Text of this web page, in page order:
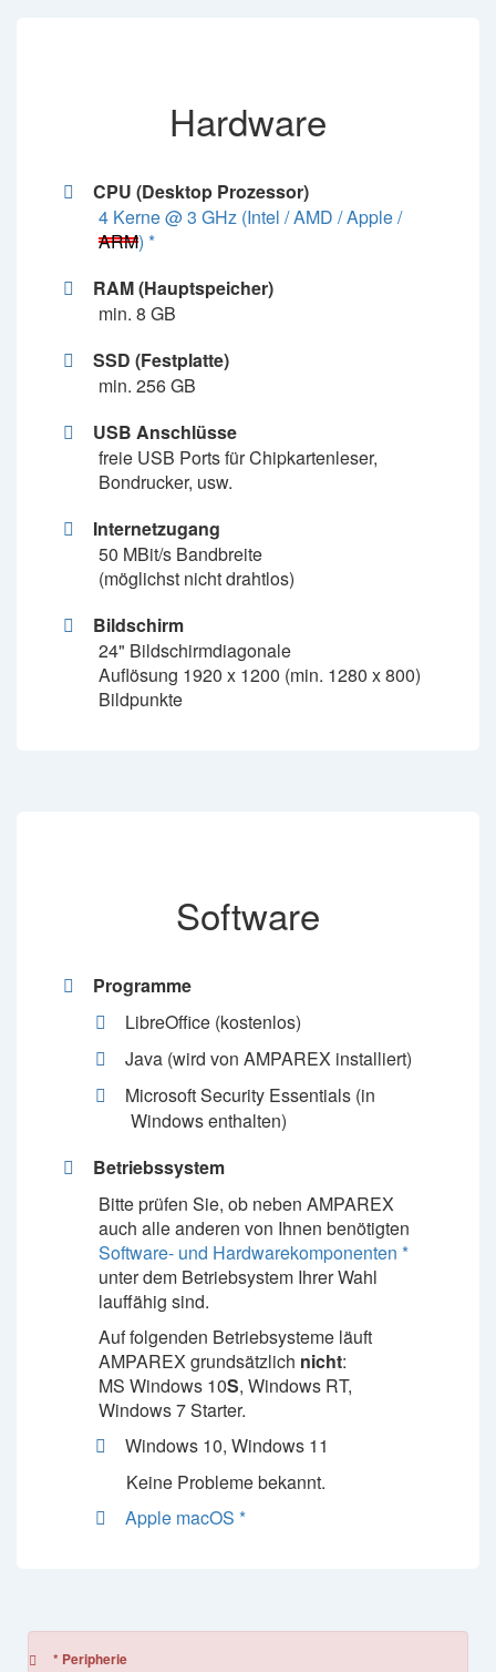
Hardware
CPU (Desktop Prozessor)
4 Kerne @ 3 GHz (Intel / AMD / Apple /
ARM) *
RAM (Hauptspeicher)
min. 8 GB
SSD (Festplatte)
min. 256 GB
USB Anschlüsse
freie USB Ports für Chipkartenleser,
Bondrucker, usw.
Internetzugang
50 MBit/s Bandbreite
(möglichst nicht drahtlos)
Bildschirm
24" Bildschirmdiagonale
Auflösung 1920 x 1200 (min. 1280 x 800)
Bildpunkte
Software
Programme
LibreOffice (kostenlos)
Java (wird von AMPAREX installiert)
Microsoft Security Essentials (in
Windows enthalten)
Betriebssystem
Bitte prüfen Sie, ob neben AMPAREX
auch alle anderen von Ihnen benötigten
Software- und Hardwarekomponenten *
unter dem Betriebsystem Ihrer Wahl
lauffähig sind.
Auf folgenden Betriebsysteme läuft
AMPAREX grundsätzlich nicht:
MS Windows 10S, Windows RT,
Windows 7 Starter.
Windows 10, Windows 11
Keine Probleme bekannt.
Apple macOS *
* Peripherie